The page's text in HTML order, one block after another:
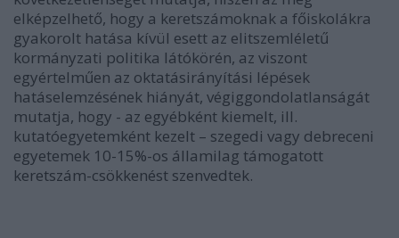
elképzelhető, hogy a keretszámoknak a főiskolákra
gyakorolt hatása kívül esett az elitszemléletű
kormányzati politika látókörén, az viszont
egyértelműen az oktatásirányítási lépések
hatáselemzésének hiányát, végiggondolatlanságát
mutatja, hogy - az egyébként kiemelt, ill.
kutatóegyetemként kezelt – szegedi vagy debreceni
egyetemek 10-15%-os államilag támogatott
keretszám-csökkenést szenvedtek.